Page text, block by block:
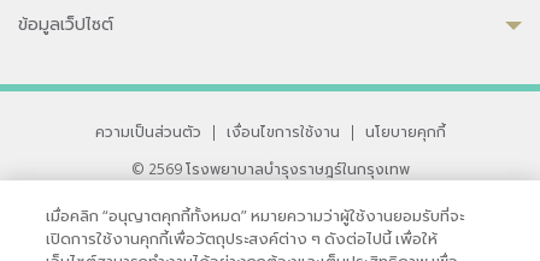
ข้อมูลเว็ปไซต์
ความเป็นส่วนตัว | เงื่อนไขการใช้งาน |
นโยบายคุกกี้
© 2569 โรงพยาบาลบำรุงราษฎร์ในกรุงเทพ
33 สุขุมวิท ซอย 3 เขตวัฒนา กรุงเทพ 10110 ประเทศไทย
หากท่านมีข้อคิดเห็นหรือปัญหาในการใช้เว็บไซต์ของเรา
เมื่อคลิก “อนุญาตคุกกี้ทั้งหมด” หมายความว่าผู้ใช้งานยอมรับที่จะ
เปิดการใช้งานคุกกี้เพื่อวัตถุประสงค์ต่าง ๆ ดังต่อไปนี้ เพื่อให้